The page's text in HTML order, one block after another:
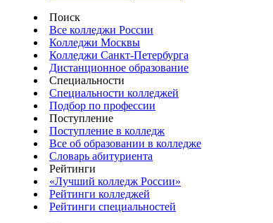
Поиск
Все колледжи России
Колледжи Москвы
Колледжи Санкт-Петербурга
Дистанционное образование
Специальности
Специальности колледжей
Подбор по профессии
Поступление
Поступление в колледж
Все об образовании в колледже
Словарь абитуриента
Рейтинги
«Лучший колледж России»
Рейтинги колледжей
Рейтинги специальностей